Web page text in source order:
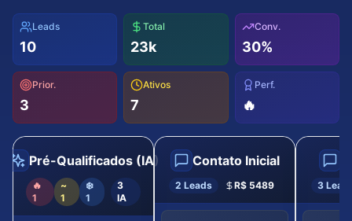
Leads
10
Total
23k
Conv.
30%
Prior.
3
Ativos
7
Perf.
🔥
Pré-Qualificados (IA)
🔥
1
~
1
❄️
1
3
IA
Contato Inicial
2 Leads R$ 5489 3